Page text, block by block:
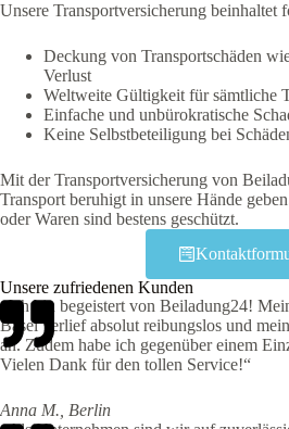
Unsere Transportversicherung beinhaltet
Deckung von Transportschäden
Verlust
Weltweite Gültigkeit für sämtliche
Einfache und unbürokratische
Keine Selbstbeteiligung bei
Mit der Transportversicherung von
Transport beruhigt in unsere Hände
oder Waren sind bestens geschützt.
Unsere zufriedenen Kunden
„Ich bin begeistert von Beiladung24!
Basel verlief absolut reibungslos und
an. Zudem habe ich gegenüber einem
Vielen Dank für den tollen Service!“
Anna M., Berlin